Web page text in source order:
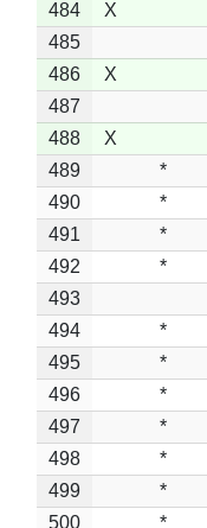
484
X
485
486
X
487
488
X
489
*
490
*
491
*
492
*
493
494
*
495
*
496
*
497
*
498
*
499
*
500
*